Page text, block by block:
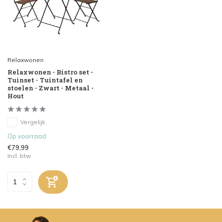
Relaxwonen
Relaxwonen - Bistro set -
Tuinset - Tuintafel en
stoelen - Zwart - Metaal -
Hout
Vergelijk
Op voorraad
€79,99
Incl. btw